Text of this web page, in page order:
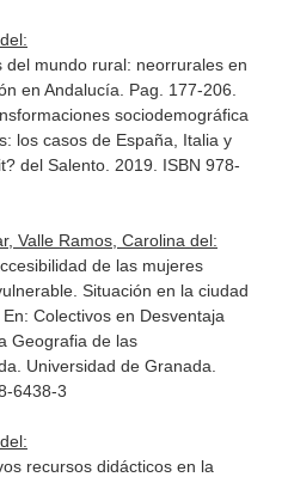
del mundo rural: neorrurales en
en Andalucía. Pag. 177-206.
sociodemográfica
los casos de España, Italia y
del Salento. 2019. ISBN 978-
Valle Ramos, Carolina del:
de las mujeres
Situación en la ciudad
En: Colectivos en Desventaja
Geografia de las
Universidad de Granada.
6438-3
recursos didácticos en la